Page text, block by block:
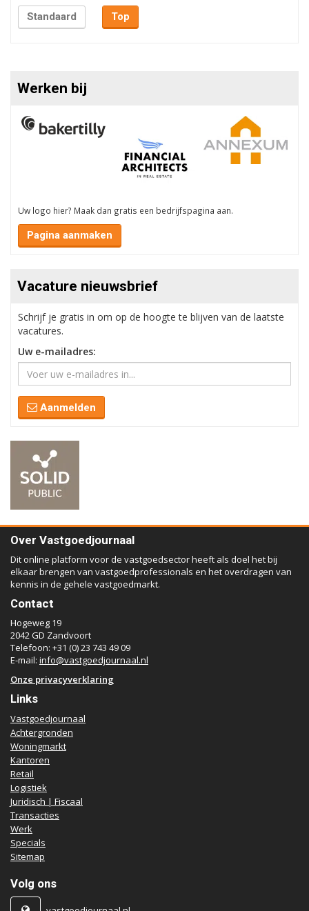
Standaard Top
Werken bij
Uw logo hier? Maak dan gratis een bedrijfspagina aan.
Pagina aanmaken
Vacature nieuwsbrief
Schrijf je gratis in om op de hoogte te blijven van de laatste
vacatures.
Uw e-mailadres:
Aanmelden
Over Vastgoedjournaal
Dit online platform voor de vastgoedsector heeft als doel het bij
elkaar brengen van vastgoedprofessionals en het overdragen van
kennis in de gehele vastgoedmarkt.
Contact
Hogeweg 19
2042 GD Zandvoort
Telefoon: +31 (0) 23 743 49 09
E-mail: info@vastgoedjournaal.nl
Onze privacyverklaring
Links
Vastgoedjournaal
Achtergronden
Woningmarkt
Kantoren
Retail
Logistiek
Juridisch | Fiscaal
Transacties
Werk
Specials
Sitemap
Volg ons